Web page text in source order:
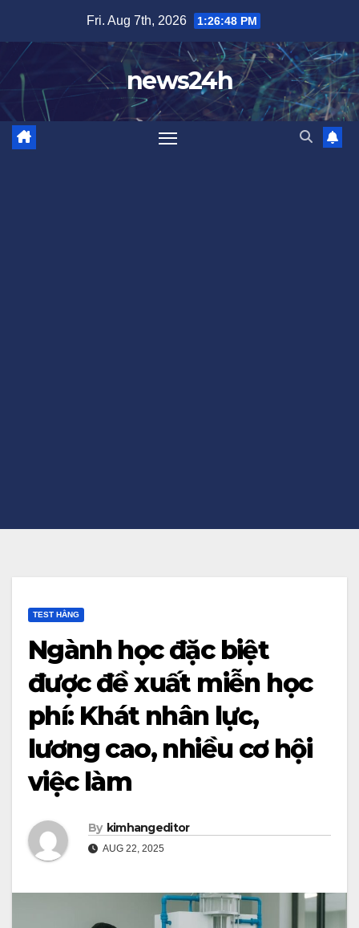
content
Fri. Aug 7th, 2026 1:26:50 PM
news24h
TEST HẰNG
Ngành học đặc biệt
được đề xuất miễn học
phí: Khát nhân lực,
lương cao, nhiều cơ hội
việc làm
By kimhangeditor
AUG 22, 2025